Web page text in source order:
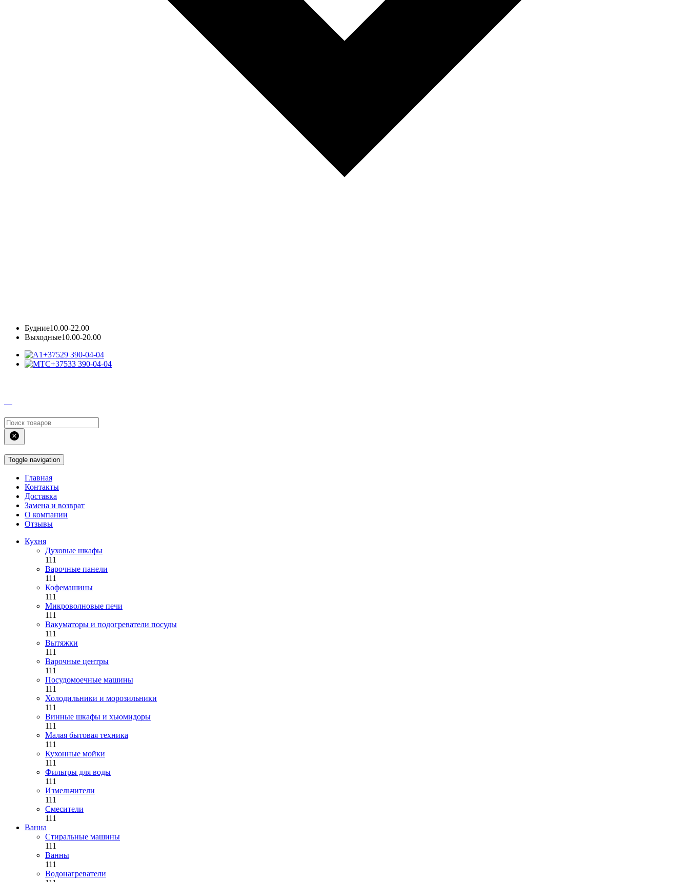
Будние10.00-22.00
Выходные10.00-20.00
+37529 390-04-04
+37533 390-04-04
Toggle navigation
Главная
Контакты
Доставка
Замена и возврат
О компании
Отзывы
Кухня
Духовые шкафы
111
Варочные панели
111
Кофемашины
111
Микроволновые печи
111
Вакуматоры и подогреватели посуды
111
Вытяжки
111
Варочные центры
111
Посудомоечные машины
111
Холодильники и морозильники
111
Винные шкафы и хьюмидоры
111
Малая бытовая техника
111
Кухонные мойки
111
Фильтры для воды
111
Измельчители
111
Смесители
111
Ванна
Стиральные машины
111
Ванны
111
Водонагреватели